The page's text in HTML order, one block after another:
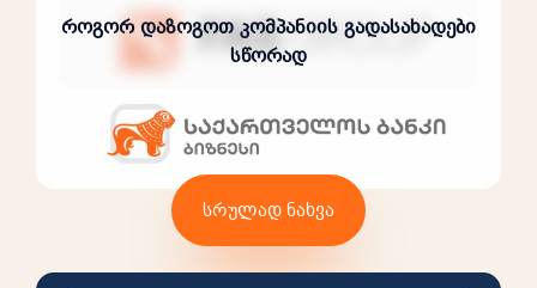
სრულად ნახვა
როგორ დაზოგოთ კომპანიის გადასახადები
სწორად